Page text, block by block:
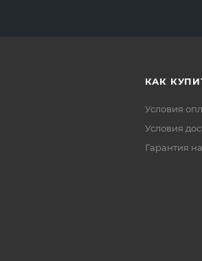
КАК
Условия
Условия
Гарантия